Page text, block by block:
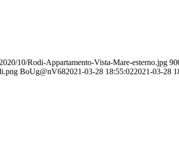
10/Rodi-Appartamento-Vista-Mare-esterno.jpg
BoUg@nV682021-03-28 18:55:022021-03-28